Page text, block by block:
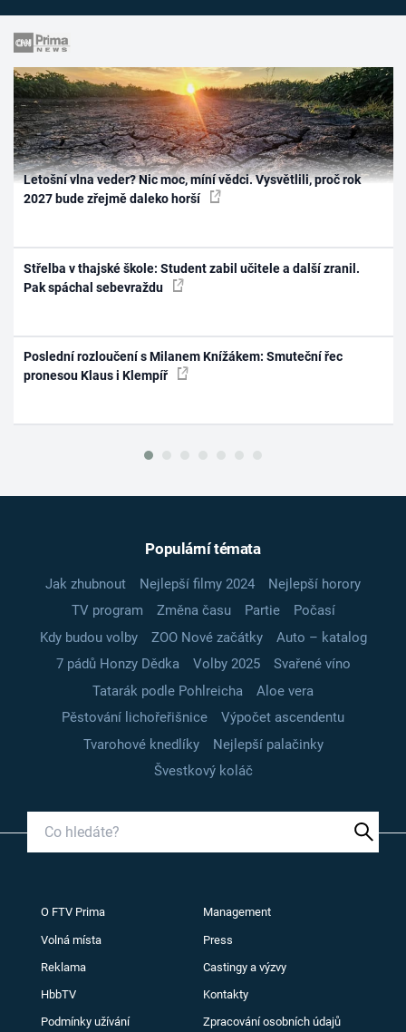
Letošní vlna veder? Nic moc, míní vědci. Vysvětlili, proč rok
2027 bude zřejmě daleko horší
Střelba v thajské škole: Student zabil učitele a další zranil.
Pak spáchal sebevraždu
Poslední rozloučení s Milanem Knížákem: Smuteční řec
pronesou Klaus i Klempíř
Populární témata
Jak zhubnout Nejlepší filmy 2024
Nejlepší horory
TV program
Změna času Partie
Počasí
Kdy budou volby
ZOO Nové začátky
Auto – katalog
7 pádů Honzy Dědka
Volby 2025
Svařené víno
Tatarák podle Pohlreicha
Aloe vera
Pěstování lichořeřišnice
Výpočet ascendentu
Tvarohové knedlíky
Nejlepší palačinky
Švestkový koláč
O FTV Prima Management
Volná místa Press
Reklama Castingy a výzvy
HbbTV Kontakty
Podmínky užívání Zpracování osobních údajů